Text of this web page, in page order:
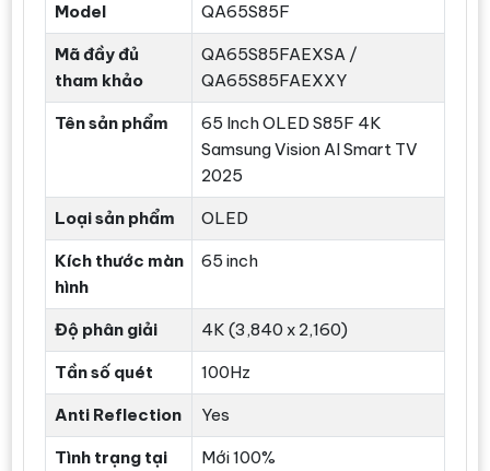
Model QA65S85F
Mã đầy đủ
tham khảo
QA65S85FAEXSA /
QA65S85FAEXXY
Tên sản phẩm
65 Inch OLED S85F 4K
Samsung Vision AI Smart TV
2025
Loại sản phẩm OLED
Kích thước màn
hình
65 inch
Độ phân giải 4K (3,840 x 2,160)
Tần số quét 100Hz
Anti Reflection Yes
Tình trạng tại
Mới 100%